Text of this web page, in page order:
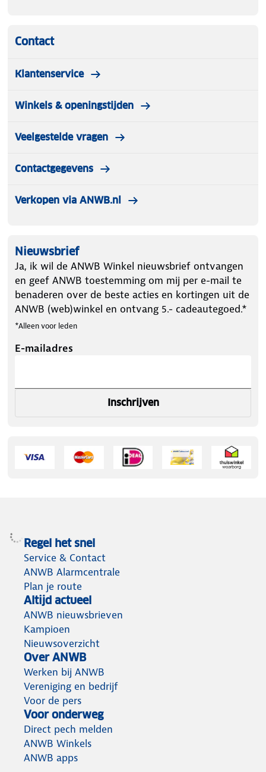
Contact
Klantenservice
Winkels & openingstijden
Veelgestelde vragen
Contactgegevens
Verkopen via ANWB.nl
Nieuwsbrief
Ja, ik wil de ANWB Winkel nieuwsbrief ontvangen
en geef ANWB toestemming om mij per e-mail te
benaderen over de beste acties en kortingen uit de
ANWB (web)winkel en ontvang 5.- cadeautegoed.*
*Alleen voor leden
E-mailadres
Inschrijven
Regel het snel
Service & Contact
ANWB Alarmcentrale
Plan je route
Altijd actueel
ANWB nieuwsbrieven
Kampioen
Nieuwsoverzicht
Over ANWB
Werken bij ANWB
Vereniging en bedrijf
Voor de pers
Voor onderweg
Direct pech melden
ANWB Winkels
ANWB apps